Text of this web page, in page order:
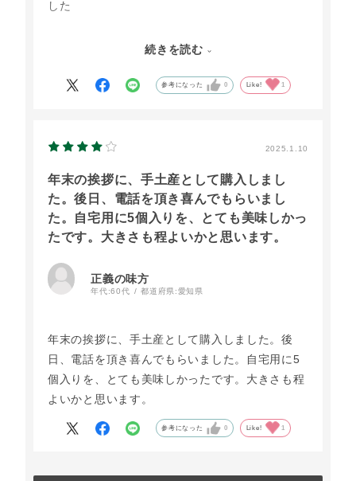
した
届いてから早速一つ食べてみました。
美味しかったです(^^)
レンジで温めた方が一層美味しいと思います(^^)
又リピ購入したいと思います(^^)
続きを読む
参考になった 0 Like! 1
2025.1.10
年末の挨拶に、手土産として購入しまし
た。後日、電話を頂き喜んでもらいまし
た。自宅用に5個入りを、とても美味しかっ
たです。大きさも程よいかと思います。
正義の味方
年代:60代 都道府県:愛知県
年末の挨拶に、手土産として購入しました。後
日、電話を頂き喜んでもらいました。自宅用に5
個入りを、とても美味しかったです。大きさも程
よいかと思います。
参考になった 0 Like! 1